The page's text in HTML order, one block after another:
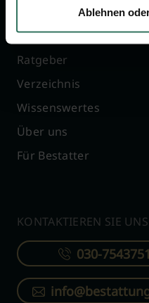
Ablehnen
Vergleich
Ratgeber
Verzeichnis
Wissenswertes
Über uns
Für Bestatter
KONTAKTIEREN SIE UNS
030-